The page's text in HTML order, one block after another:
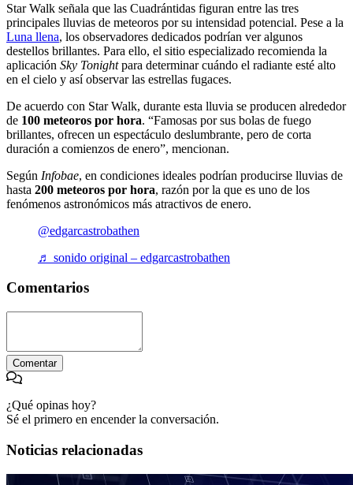
Star Walk señala que las Cuadrántidas figuran entre las tres
principales lluvias de meteoros por su intensidad potencial. Pese a la
Luna llena, los observadores dedicados podrían ver algunos
destellos brillantes. Para ello, el sitio especializado recomienda la
aplicación Sky Tonightpara determinar cuándo el radiante esté alto
en el cielo y así observar las estrellas fugaces.
De acuerdo con Star Walk, durante esta lluvia se producen alrededor
de 100 meteoros por hora. “Famosas por sus bolas de fuego
brillantes, ofrecen un espectáculo deslumbrante, pero de corta
duración a comienzos de enero”, mencionan.
Según Infobae, en condiciones ideales podrían producirse lluvias de
hasta 200 meteoros por hora, razón por la que es uno de los
fenómenos astronómicos más atractivos de enero.
@edgarcastrobathen
♬ sonido original – edgarcastrobathen
Comentarios
Comentar
¿Qué opinas hoy?
Sé el primero en encender la conversación.
Noticias relacionadas